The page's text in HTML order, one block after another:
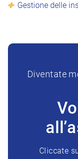
Gestione delle
Diventate
Cliccate